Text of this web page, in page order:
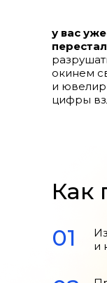
у вас
окинем
и
цифры
Как
и
01